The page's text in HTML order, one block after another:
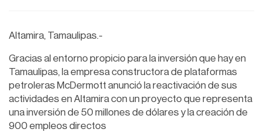
Altamira, Tamaulipas.-
Gracias al entorno propicio para la inversión que hay en
Tamaulipas, la empresa constructora de plataformas
petroleras McDermott anunció la reactivación de sus
actividades en Altamira con un proyecto que representa
una inversión de 50 millones de dólares y la creación de
900 empleos directos